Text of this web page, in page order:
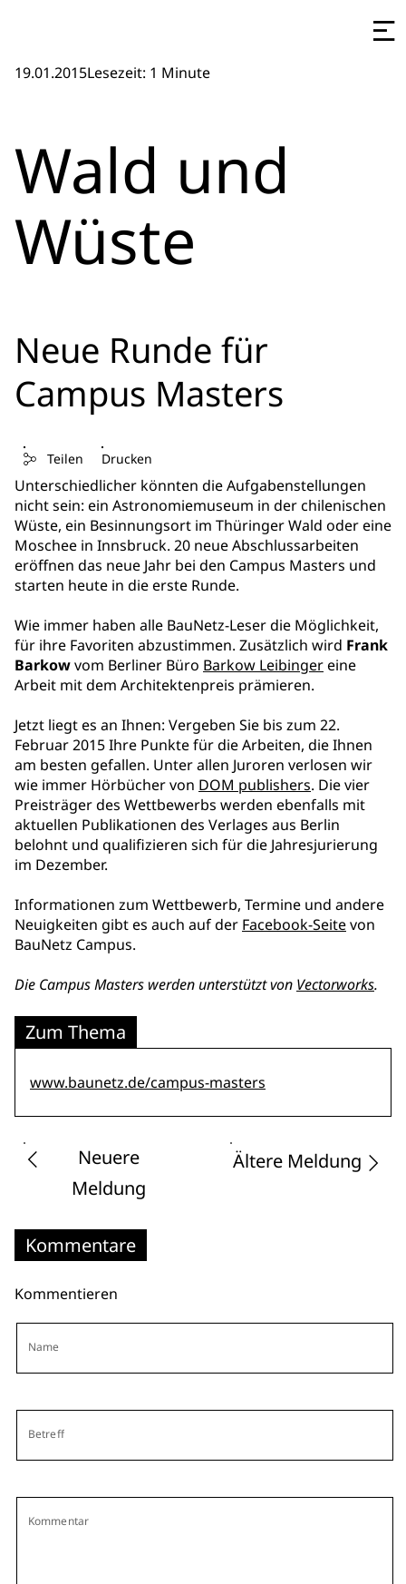
19.01.2015Lesezeit: 1 Minute
Wald und
Wüste
Neue Runde für
Campus Masters
Teilen Drucken
Unterschiedlicher könnten die Aufgabenstellungen
nicht sein: ein Astronomiemuseum in der chilenischen
Wüste, ein Besinnungsort im Thüringer Wald oder eine
Moschee in Innsbruck. 20 neue Abschlussarbeiten
eröffnen das neue Jahr bei den Campus Masters und
starten heute in die erste Runde.
Wie immer haben alle BauNetz-Leser die Möglichkeit,
für ihre Favoriten abzustimmen. Zusätzlich wird Frank
Barkowvom Berliner Büro Barkow Leibingereine
Arbeit mit dem Architektenpreis prämieren.
Jetzt liegt es an Ihnen: Vergeben Sie bis zum 22.
Februar 2015 Ihre Punkte für die Arbeiten, die Ihnen
am besten gefallen. Unter allen Juroren verlosen wir
wie immer Hörbücher von DOM publishers. Die vier
Preisträger des Wettbewerbs werden ebenfalls mit
aktuellen Publikationen des Verlages aus Berlin
belohnt und qualifizieren sich für die Jahresjurierung
im Dezember.
Informationen zum Wettbewerb, Termine und andere
Neuigkeiten gibt es auch auf der Facebook-Seitevon
BauNetz Campus.
Die Campus Masters werden unterstützt von Vectorworks.
Zum Thema
www.baunetz.de/campus-masters
Neuere
Meldung
Ältere Meldung
Kommentare
Kommentieren
Name
Betreff
Kommentar